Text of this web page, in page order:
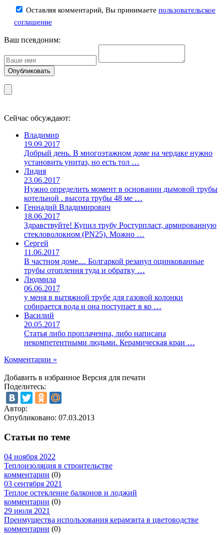
Оставляя комментарий, Вы принимаете пользовательское
соглашение
Ваш псевдоним:
Сейчас обсуждают:
Владимир
19.09.2017
Добрый день. В многоэтажном доме на чердаке нужно
установить унитаз, но есть тол …
Лидия
23.06.2017
Нужно определить момент в основании дымовой трубы
котельной . высота трубы 48 ме …
Геннадий Владимирович
18.06.2017
Здравствуйте! Купил трубу Ростурпласт, армированную
стекловолокном (PN25). Можно …
Сергей
11.06.2017
В частном доме.... Болгаркой резанул оцинкованные
трубы отопления туда и обратку …
Людмила
06.06.2017
у меня в вытяжной трубе для газовой колонки
собирается вода и она поступает в ко …
Василий
20.05.2017
Статья либо проплаченна, либо написана
некомпетентными людьми. Керамическая кран …
Комментарии »
Добавить в избранное Версия для печати
Поделитесь:
Автор:
Опубликовано: 07.03.2013
Статьи по теме
04 ноября 2022
Теплоизоляция в строительстве
комментарии (0)
03 сентября 2021
Теплое остекление балконов и лоджий
комментарии (0)
29 июля 2021
Преимущества использования керамзита в цветоводстве
комментарии (0)